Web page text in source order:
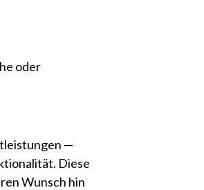
oder
—
Diese
Wunsch hin